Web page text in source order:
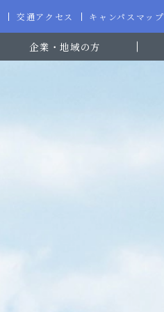
交通アクセス キャンパスマップ
企業・地域の方